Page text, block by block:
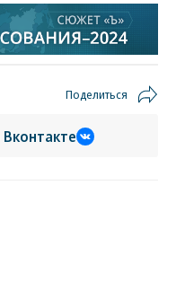
Поделиться
Вконтакте